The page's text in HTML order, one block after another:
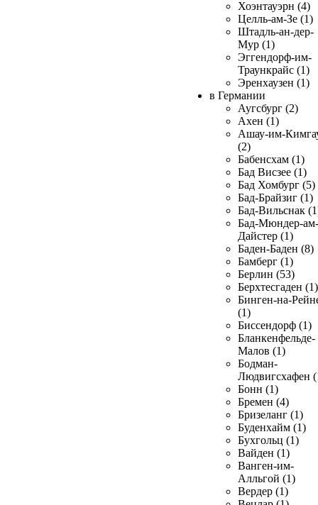
Хоэнтауэрн (4)
Целль-ам-Зе (1)
Штадль-ан-дер-
Мур (1)
Эггендорф-им-
Траункрайс (1)
Эренхаузен (1)
в Германии
Аугсбург (2)
Ахен (1)
Ашау-им-
(2)
Бабенсхам (1)
Бад Висзее (1)
Бад Хомбург (5)
Бад-Брайзиг (1)
Бад-Вильснак
Бад-Мюндер-ам-
Дайстер (1)
Баден-Баден (8)
Бамберг (1)
Берлин (53)
Берхтесгаден (1)
Бинген-на-
(1)
Биссендорф (1)
Бланкенфельде-
Малов (1)
Бодман-
Людвигсхафен
Бонн (1)
Бремен (4)
Бризеланг (1)
Буденхайм (1)
Бухгольц (1)
Вайден (1)
Ванген-им-
Алльгой (1)
Вердер (1)